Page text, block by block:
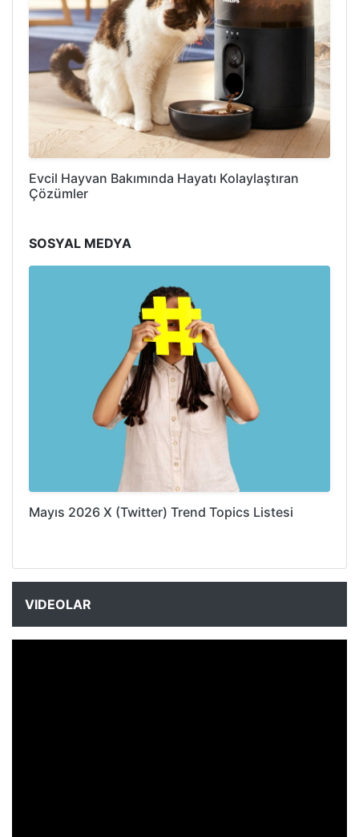
Evcil Hayvan Bakımında Hayatı Kolaylaştıran
Çözümler
SOSYAL MEDYA
Mayıs 2026 X (Twitter) Trend Topics Listesi
VIDEOLAR